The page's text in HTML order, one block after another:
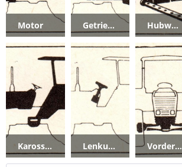
Motor Getriebe_Kupplung Hubwerk_Zugvorrichtung
Karosserie_Kabine Lenkung Vorderachse